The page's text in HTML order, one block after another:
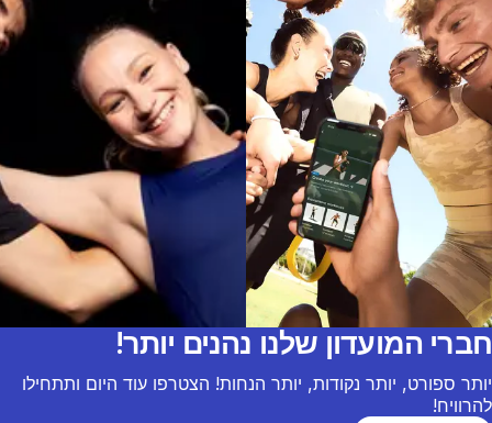
חברי המועדון שלנו נהנים יותר!
יותר ספורט, יותר נקודות, יותר הנחות! הצטרפו עוד היום ותתחילו
להרוויח!